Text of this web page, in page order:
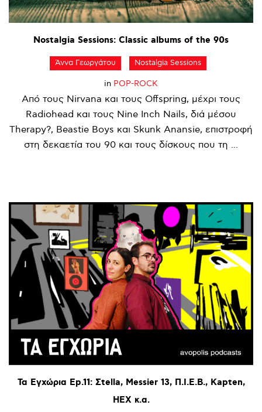
Nostalgia Sessions: Classic albums of the 90s
Άννα Γεωργάτου Nostalgia Sessions
in POP-ROCK
Από τους Nirvana και τους Offspring, μέχρι τους
Radiohead και τους Nine Inch Nails, διά μέσου
Therapy?, Beastie Boys και Skunk Anansie, επιστροφή
στη δεκαετία του 90 και τους δίσκους που τη ...
Τα Εγχώρια Ep.11: Σtella, Messier 13, Π.Ι.Ε.Β., Kapten,
HEX κ.α.